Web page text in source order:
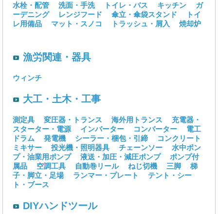
水栓・配管 洗面・手洗 トイレ・バス キッチン
ガ
ーデニング
レンジフード 傘立・傘袋スタンド
トイ
レ用備品
マット・スノコ トラッシュ・屑入 焼却炉
漁労関連・器具
ウィンチ
大工・土木・工事
測定具 変圧器・トランス 海外用トランス
充電器・
スターター・電源
インバーター コンバーター
電工
ドラム
発電機 シーラー・梱包・引締
コンクリート
ミキサー
投光機・照明器具 チェーンソー
水中ポン
プ・油業用ポンプ
液送・加圧・減圧ポンプ
ポンプ付
属品
空調工具 自動巻リール ねじ切機 三脚
梯
子・脚立・足場
ランマー・プレート
テント・シー
ト・ブース
DIYハンドツール